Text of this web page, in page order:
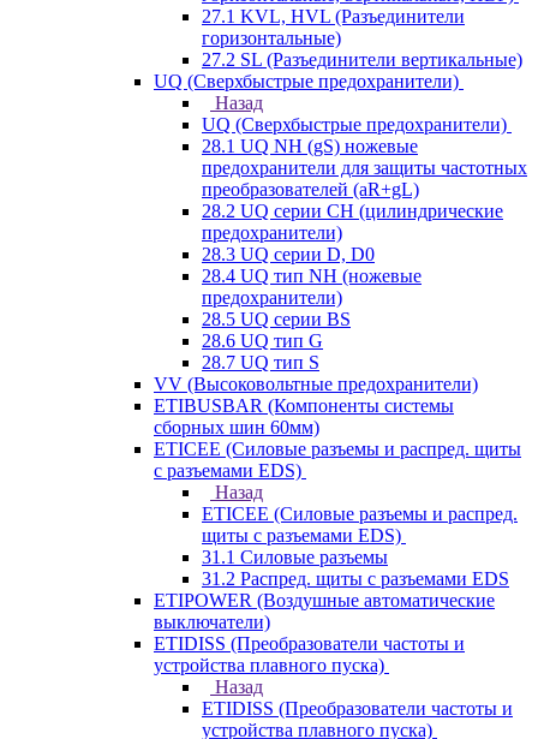
27.1 KVL, HVL (Разъединители
горизонтальные)
27.2 SL (Разъединители вертикальные)
UQ (Сверхбыстрые предохранители)
Назад
UQ (Сверхбыстрые предохранители)
28.1 UQ NH (gS) ножевые
предохранители для защиты частотных
преобразователей (aR+gL)
28.2 UQ серии CH (цилиндрические
предохранители)
28.3 UQ серии D, D0
28.4 UQ тип NH (ножевые
предохранители)
28.5 UQ серии BS
28.6 UQ тип G
28.7 UQ тип S
VV (Высоковольтные предохранители)
ETIBUSBAR (Компоненты системы
сборных шин 60мм)
ETICEE (Силовые разъемы и распред. щиты
с разъемами EDS)
Назад
ETICEE (Силовые разъемы и распред.
щиты с разъемами EDS)
31.1 Силовые разъемы
31.2 Распред. щиты с разъемами EDS
ETIPOWER (Воздушные автоматические
выключатели)
ETIDISS (Преобразователи частоты и
устройства плавного пуска)
Назад
ETIDISS (Преобразователи частоты и
устройства плавного пуска)